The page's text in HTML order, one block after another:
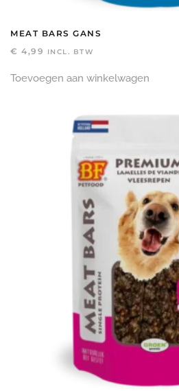
MEAT BARS GANS
€ 4,99 INCL. BTW
Toevoegen aan winkelwagen